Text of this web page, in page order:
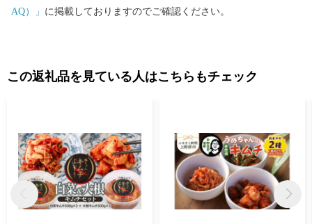
AQ）」 に掲載しておりますのでご確認ください。
この返礼品を見ている人はこちらもチェック